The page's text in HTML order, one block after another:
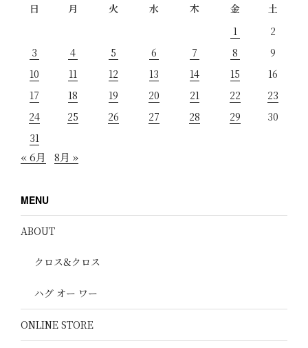
日
月 火 水 木 金
土
1
2
3
4 5 6 7 8
9
10
11 12 13 14 15
16
17
18 19 20 21 22
23
24
25 26 27 28 29
30
31
« 6月 8月 »
MENU
ABOUT
クロス&クロス
ハグ オー ワー
ONLINE STORE